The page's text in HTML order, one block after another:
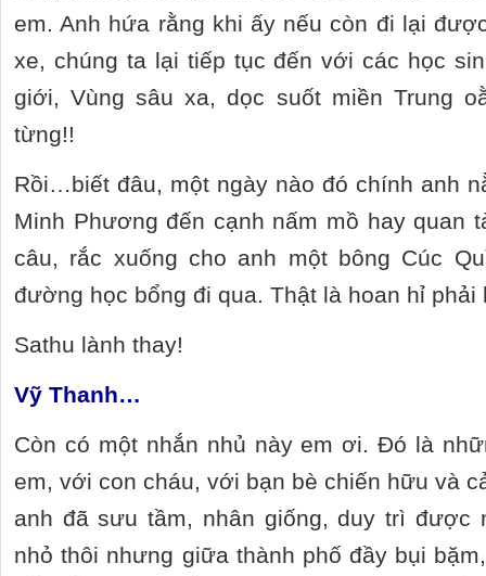
em. Anh hứa rằng khi ấy nếu còn đi lại
xe, chúng ta lại tiếp tục đến với các học
giới, Vùng sâu xa, dọc suốt miền Trung
từng!!
Rồi…biết đâu, một ngày nào đó chính anh
Minh Phương đến cạnh nấm mồ hay quan
câu, rắc xuống cho anh một bông Cúc
đường học bổng đi qua. Thật là hoan hỉ phải
Sathu lành thay!
Vỹ Thanh…
Còn có một nhắn nhủ này em ơi. Đó là
em, với con cháu, với bạn bè chiến hữu và
anh đã sưu tầm, nhân giống, duy trì được
nhỏ thôi nhưng giữa thành phố đầy bụi